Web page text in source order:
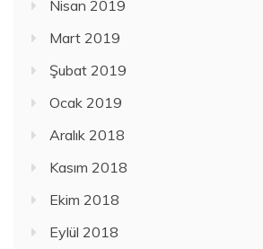
Nisan 2019
Mart 2019
Şubat 2019
Ocak 2019
Aralık 2018
Kasım 2018
Ekim 2018
Eylül 2018